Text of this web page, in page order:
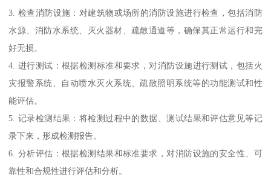
3. 检查消防设施：对建筑物或场所的消防设施进行检查，包括消防
水源、消防水系统、灭火器材、疏散通道等，确保其正常运行和完
好无损。
4. 进行测试：根据检测标准和要求，对消防设施进行测试，包括火
灾报警系统、自动喷水灭火系统、疏散照明系统等的功能测试和性
能评估。
5. 记录检测结果：将检测过程中的数据、测试结果和评估意见等记
录下来，形成检测报告。
6. 分析评估：根据检测结果和标准要求，对消防设施的安全性、可
靠性和合规性进行评估和分析。